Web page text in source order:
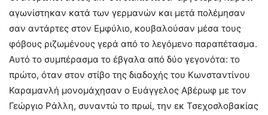
αγωνίστηκαν κατά των γερμανών και μετά πολέμησαν
σαν αντάρτες στον Εμφύλιο, κουβαλούσαν μέσα τους
φόβους ριζωμένους γερά από το λεγόμενο παραπέτασμα.
Αυτό το συμπέρασμα το έβγαλα από δύο γεγονότα: το
πρώτο, όταν στον στίβο της διαδοχής του Κωνσταντίνου
Καραμανλή μονομάχησαν ο Ευάγγελος Αβέρωφ με τον
Γεώργιο Ράλλη, συναντώ το πρωί, την εκ Τσεχοσλοβακίας